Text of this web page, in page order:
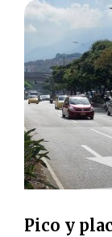
Pico y